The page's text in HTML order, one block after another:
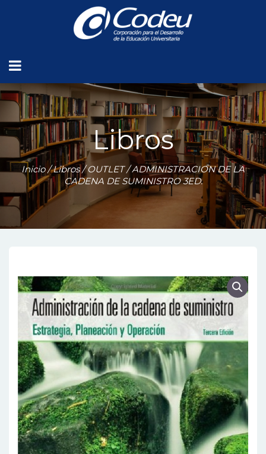
Libros
Inicio/Libros/OUTLET/ ADMINISTRACION DE LA
CADENA DE SUMINISTRO 3ED.